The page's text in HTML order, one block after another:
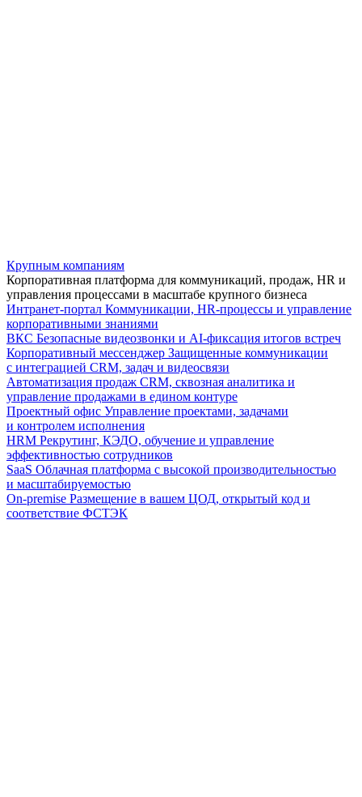
Крупным компаниям
Корпоративная платформа для коммуникаций, продаж, HR и
управления процессами в масштабе крупного бизнеса
Интранет-портал Коммуникации, HR-процессы и управление
корпоративными знаниями
ВКС Безопасные видеозвонки и AI-фиксация итогов встреч
Корпоративный мессенджер Защищенные коммуникации
с интеграцией CRM, задач и видеосвязи
Автоматизация продаж CRM, сквозная аналитика и
управление продажами в едином контуре
Проектный офис Управление проектами, задачами
и контролем исполнения
HRM Рекрутинг, КЭДО, обучение и управление
эффективностью сотрудников
SaaS Облачная платформа с высокой производительностью
и масштабируемостью
On-premise Размещение в вашем ЦОД, открытый код и
соответствие ФСТЭК